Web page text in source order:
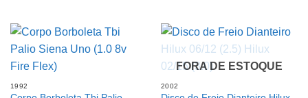
1992
FORA DE ESTOQUE
2002